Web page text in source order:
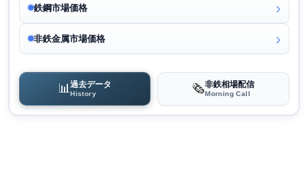
鉄鋼市場価格
非鉄金属市場価格
📊過去データ
History 🗞️非鉄相場配信
Morning Call